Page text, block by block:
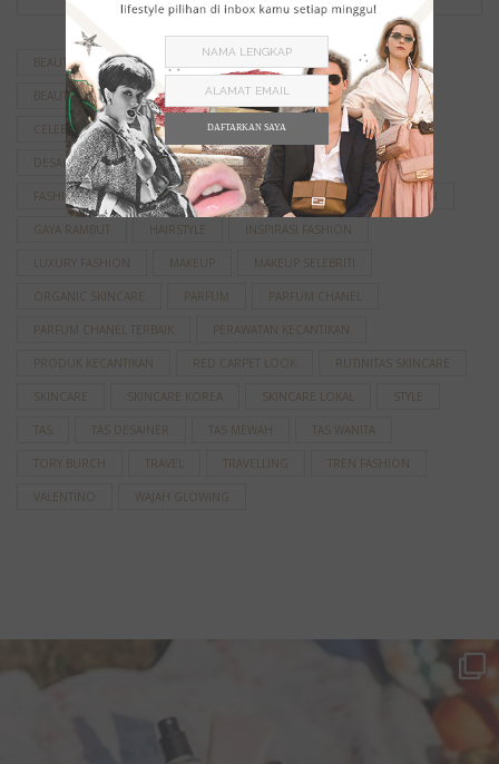
BEAUTIFIED BEAUTY BEAUTY TIPS
BEAUTY TREATMENT BOLD MAKEUP BRAND FASHION
CELEBRITY STYLE CHANEL CHANEL BEAUTY
DESAINER FASHION FASHION FASHION DESIGNER
FASHION SHOW FASHION WEEK FENDI GAYA FASHION
GAYA RAMBUT HAIRSTYLE INSPIRASI FASHION
LUXURY FASHION MAKEUP MAKEUP SELEBRITI
ORGANIC SKINCARE PARFUM PARFUM CHANEL
PARFUM CHANEL TERBAIK PERAWATAN KECANTIKAN
PRODUK KECANTIKAN RED CARPET LOOK RUTINITAS SKINCARE
SKINCARE SKINCARE KOREA SKINCARE LOKAL STYLE
TAS TAS DESAINER TAS MEWAH TAS WANITA
TORY BURCH TRAVEL TRAVELLING TREN FASHION
VALENTINO WAJAH GLOWING
DAFTARKAN SAYA